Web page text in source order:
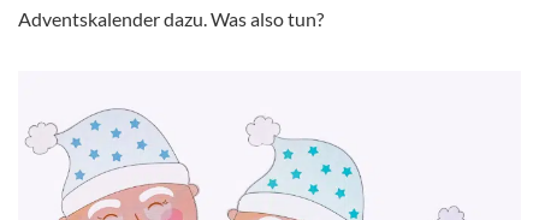
Adventskalender dazu. Was also tun?